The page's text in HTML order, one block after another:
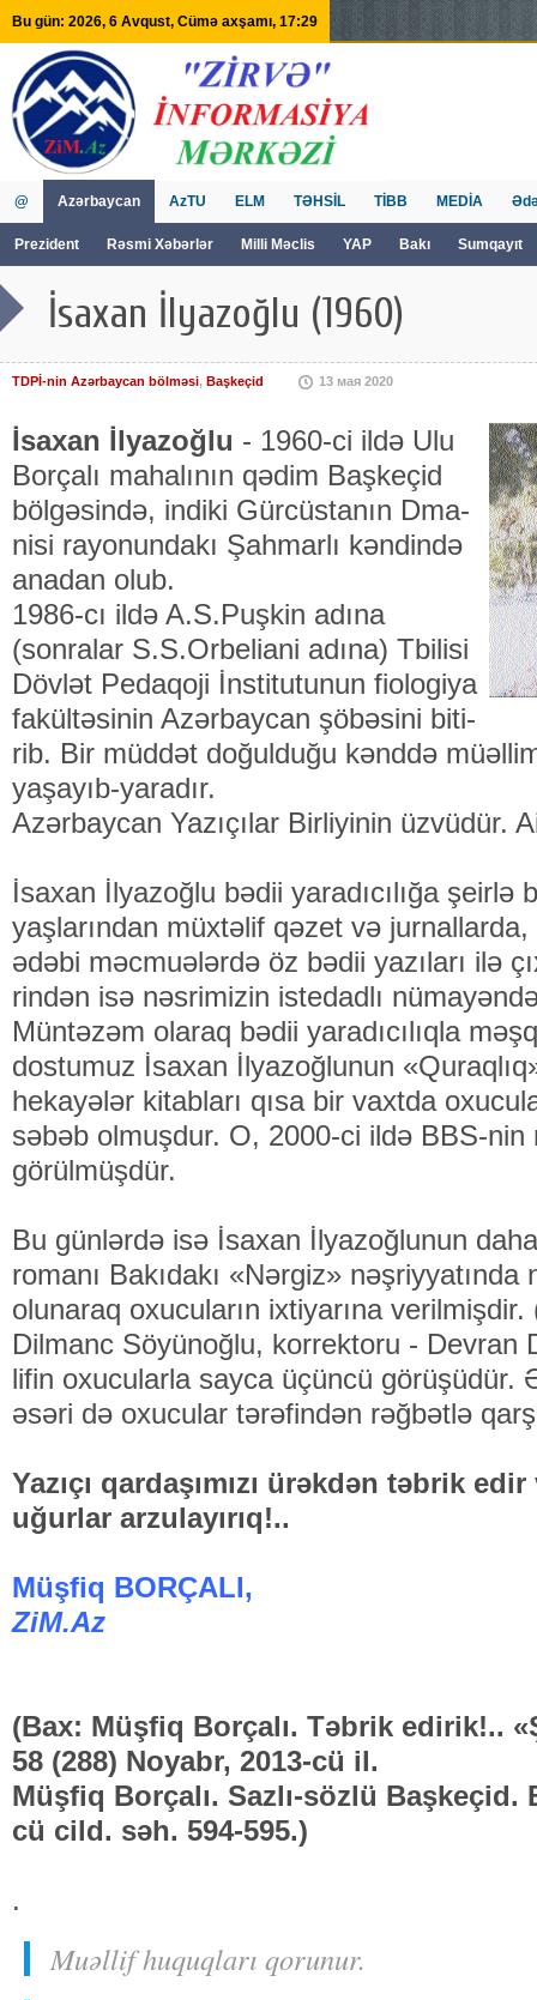
Bu gün: 2026, 6 Avqust, Cümə axşamı, 17:29
@ Azərbaycan
Prezident Rəsmi Xəbərlər Milli Məclis YAP Bakı Sumqayıt
GVİİM
AzTU ELM TƏHSİL TİBB MEDİA
İsaxan İlyazoğlu (1960)
TDPİ-nin Azərbaycan bölməsi, Başkeçid 13 мая 2020
İsaxan İlyazoğlu - 1960-ci ildə Ulu
Borçalı maha­lının qə­­­­dim Baş­keçid
böl­gəsində, indiki Gür­cüs­tanın Dma­
ni­si ra­yonundakı Şahmarlı kən­­­­dində
anadan olub.
1986-cı ildə A.S.Puşkin adına
(sonralar S.S.Orbeliani adına) Tbilisi
Dövlət Pedaqoji İns­ti­tu­tunun fiologiya
fakül­təsinin Azərbaycan şöbəsini bi­ti­
rib. Bir müddət doğulduğu kənddə
yaşayıb-yaradır.
Azərbaycan Yazıçılar Birliyinin üzvüdür.
İsaxan İlyazoğlu bədii yaradıcılığa şeirlə
yaşlarından müx­­təlif qəzet və
ədəbi məcmuələrdə öz bədii yazıları ilə
rindən isə nəsrimizin istedadlı
Müntəzəm olaraq bədii yaradıcılıqla
dostumuz İsaxan İlyazoğlunun
hekayələr kitabları qısa bir vaxt­­da
səbəb olmuşdur. O, 2000-ci ildə BBS-nin
görülmüşdür.
Bu günlərdə isə İsaxan İlyazoğlunun
romanı Bakıdakı «Nərgiz»
olunaraq oxucuların ixtiyarına
Dilmanc Sö­yünoğlu, korrektoru -
lifin oxucularla sayca üçüncü gö­rü­­şüdür.
əsəri də oxucular tərə­fin­dən rəğ­bətlə
Yazıçı qardaşımızı ürəkdən təbrik
uğurlar arzulayırıq!..
Müşfiq BORÇALI,
ZiM.Az
(Bax: Müşfiq Borçalı. Təbrik edirik!..
58 (288) Noyabr, 2013-cü il.
Müşfiq Borçalı. Sazlı-sözlü Başkeçid.
cü cild. səh. 594-595.)
.
Muəllif huquqları qorunur.